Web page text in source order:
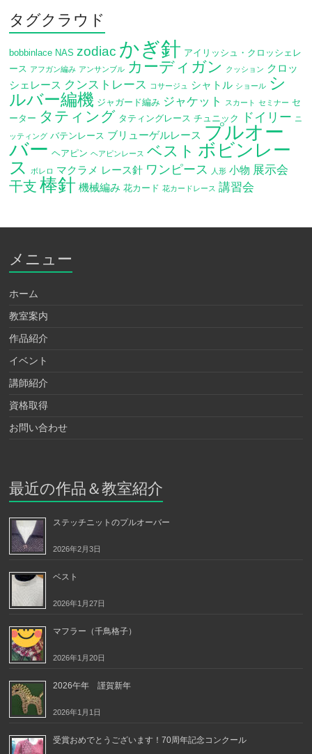
タグクラウド
bobbinlace NAS zodiac かぎ針 アイリッシュ・クロッシェレ
ース アフガン編み アンサンブル カーディガン クッション クロッ
シェレース クンストレース コサージュ シャトル ショール シ
ルバー編機 ジャガード編み ジャケット スカート セミナー セ
ーター タティング タティングレース チュニック ドイリー ニ
ッティング バテンレース ブリューゲルレース プルオー
バー ヘアピン ヘアピンレース ベスト ボビンレー
ス
ボレロ マクラメ レース針 ワンピース 人形 小物 展示会
干支 棒針 機械編み 花カード 花カードレース 講習会
メニュー
ホーム
教室案内
作品紹介
イベント
講師紹介
資格取得
お問い合わせ
最近の作品＆教室紹介
ステッチニットのプルオーバー
2026年2月3日
ベスト
2026年1月27日
マフラー（千鳥格子）
2026年1月20日
2026午年 謹賀新年
2026年1月1日
受賞おめでとうございます！70周年記念コンクール